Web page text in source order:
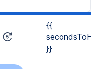
{{
}}